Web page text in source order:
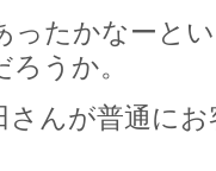
ったかなーと
うか。
んが普通に